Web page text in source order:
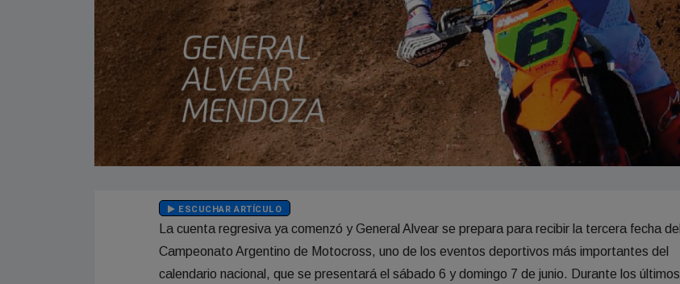
ESCUCHAR ARTÍCULO
La cuenta regresiva ya comenzó y General Alvear se prepara para recibir la tercera fecha del
Campeonato Argentino de Motocross, uno de los eventos deportivos más importantes del
calendario nacional, que se presentará el sábado 6 y domingo 7 de junio. Durante los últimos